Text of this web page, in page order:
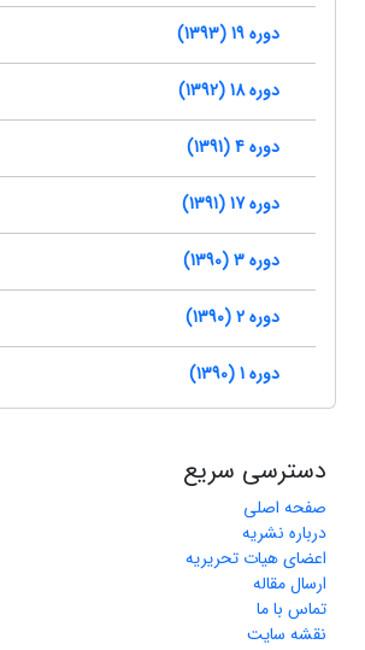
دوره 19 (1393)
دوره 18 (1392)
دوره 4 (1391)
دوره 17 (1391)
دوره 3 (1390)
دوره 2 (1390)
دوره 1 (1390)
دسترسی سریع
صفحه اصلی
درباره نشریه
اعضای هیات تحریریه
ارسال مقاله
تماس با ما
نقشه سایت